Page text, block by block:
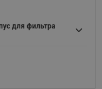
для фильтра